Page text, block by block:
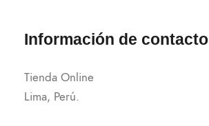
Información de contacto
Tienda Online
Lima, Perú.